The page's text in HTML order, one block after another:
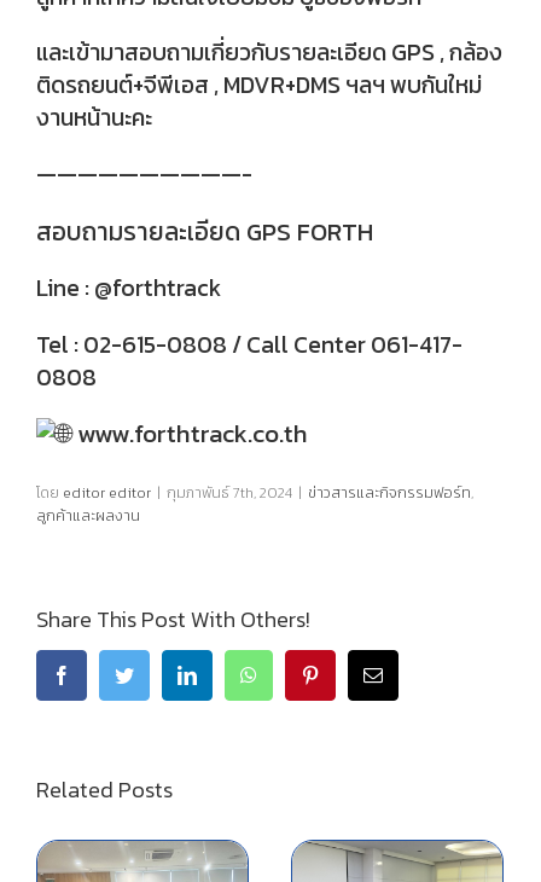
และเข้ามาสอบถามเกี่ยวกับรายละเอียด GPS , กล้อง
ติดรถยนต์+จีพีเอส , MDVR+DMS ฯลฯ พบกันใหม่
งานหน้านะคะ
——————————-
สอบถามรายละเอียด GPS FORTH
Line : @forthtrack
Tel : 02-615-0808 / Call Center 061-417-
0808
www.forthtrack.co.th
โดย editor editor | กุมภาพันธ์ 7th, 2024 | ข่าวสารและกิจกรรมฟอร์ท,
ลูกค้าและผลงาน
Share This Post With Others!
Related Posts